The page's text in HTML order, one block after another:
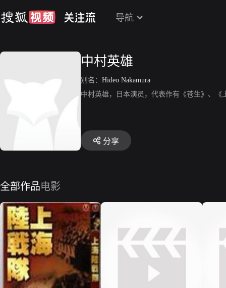
导航
中村英雄
别名： Hideo Nakamura
中村英雄，日本演员，代表作有《苍生》、
分享
全部作品电影